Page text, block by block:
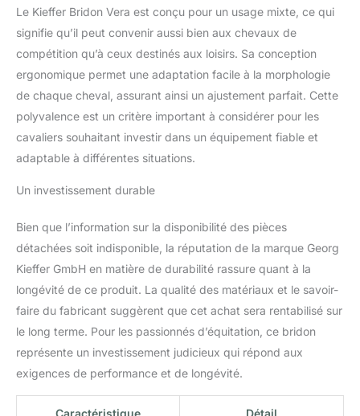
Le Kieffer Bridon Vera est conçu pour un usage mixte, ce qui
signifie qu’il peut convenir aussi bien aux chevaux de
compétition qu’à ceux destinés aux loisirs. Sa conception
ergonomique permet une adaptation facile à la morphologie
de chaque cheval, assurant ainsi un ajustement parfait. Cette
polyvalence est un critère important à considérer pour les
cavaliers souhaitant investir dans un équipement fiable et
adaptable à différentes situations.
Un investissement durable
Bien que l’information sur la disponibilité des pièces
détachées soit indisponible, la réputation de la marque Georg
Kieffer GmbH en matière de durabilité rassure quant à la
longévité de ce produit. La qualité des matériaux et le savoir-
faire du fabricant suggèrent que cet achat sera rentabilisé sur
le long terme. Pour les passionnés d’équitation, ce bridon
représente un investissement judicieux qui répond aux
exigences de performance et de longévité.
Caractéristique Détail